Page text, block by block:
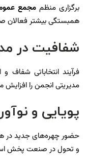
برگزاری منظممجمع
همبستگی بیشتر
شفافیت در
فرآیند انتخاباتی شفاف
مدیریتی انجمن را
پویایی و
حضور چهره‌های جدید در
و تحول در صنعت پخش